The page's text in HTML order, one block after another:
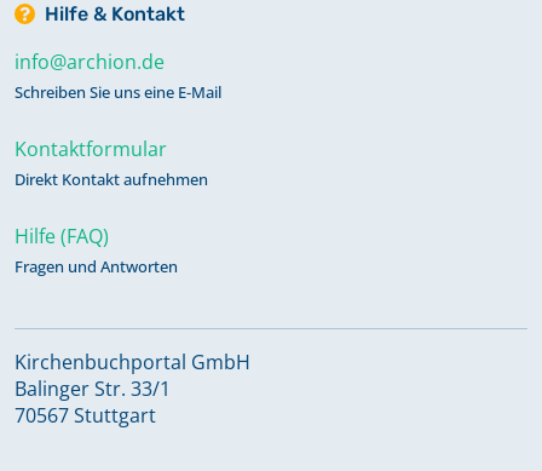
Hilfe & Kontakt
info@archion.de
Schreiben Sie uns eine E-Mail
Kontaktformular
Direkt Kontakt aufnehmen
Hilfe (FAQ)
Fragen und Antworten
Kirchenbuchportal GmbH
Balinger Str. 33/1
70567 Stuttgart